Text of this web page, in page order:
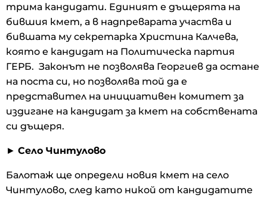
трима кандидати. Единият е дъщерята на
бившия кмет, а в надпреварата участва и
бившата му секретарка Христина Калчева,
която е кандидат на Политическа партия
ГЕРБ. Законът не позволява Георгиев да остане
на поста си, но позволява той да е
представител на инициативен комитет за
издигане на кандидат за кмет на собствената
си дъщеря.
► Село Чинтулово
Балотаж ще определи новия кмет на село
Чинтулово, след като никой от кандидатите